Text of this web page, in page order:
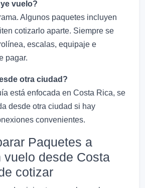
vuelo?
Algunos paquetes incluyen
cotizarlo aparte. Siempre se
escalas, equipaje e
pagar.
otra ciudad?
está enfocada en Costa Rica, se
desde otra ciudad si hay
convenientes.
Paquetes a
vuelo desde Costa
cotizar